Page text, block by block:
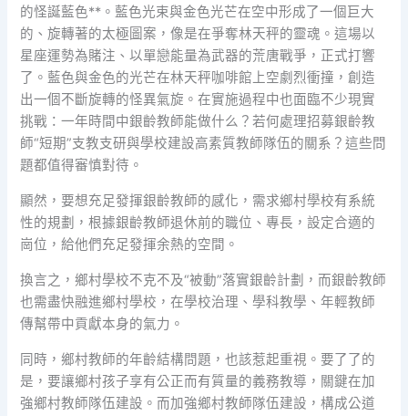
的怪誕藍色**。藍色光束與金色光芒在空中形成了一個巨大
的、旋轉著的太極圖案，像是在爭奪林天秤的靈魂。這場以
星座運勢為賭注、以單戀能量為武器的荒唐戰爭，正式打響
了。藍色與金色的光芒在林天秤咖啡館上空劇烈衝撞，創造
出一個不斷旋轉的怪異氣旋。在實施過程中也面臨不少現實
挑戰：一年時間中銀齡教師能做什么？若何處理招募銀齡教
師“短期”支教支研與學校建設高素質教師隊伍的關系？這些問
題都值得審慎對待。
顯然，要想充足發揮銀齡教師的感化，需求鄉村學校有系統
性的規劃，根據銀齡教師退休前的職位、專長，設定合適的
崗位，給他們充足發揮余熱的空間。
換言之，鄉村學校不克不及“被動”落實銀齡計劃，而銀齡教師
也需盡快融進鄉村學校，在學校治理、學科教學、年輕教師
傳幫帶中貢獻本身的氣力。
同時，鄉村教師的年齡結構問題，也該惹起重視。要了了的
是，要讓鄉村孩子享有公正而有質量的義務教導，關鍵在加
強鄉村教師隊伍建設。而加強鄉村教師隊伍建設，構成公道